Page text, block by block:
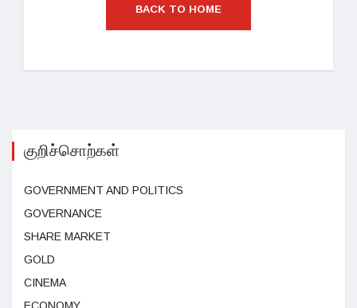
BACK TO HOME
குறிச்சொற்கள்
GOVERNMENT AND POLITICS
GOVERNANCE
SHARE MARKET
GOLD
CINEMA